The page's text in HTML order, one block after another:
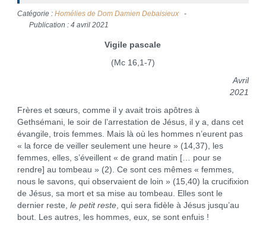
Catégorie : Homélies de Dom Damien Debaisieux
Publication : 4 avril 2021
Vigile pascale
(Mc 16,1-7)
Avril
2021
Frères et sœurs, comme il y avait trois apôtres à
Gethsémani, le soir de l’arrestation de Jésus, il y a, dans cet
évangile, trois femmes. Mais là où les hommes n’eurent pas
« la force de veiller seulement une heure » (14,37), les
femmes, elles, s’éveillent « de grand matin [… pour se
rendre] au tombeau » (2). Ce sont ces mêmes « femmes,
nous le savons, qui observaient de loin » (15,40) la crucifixion
de Jésus, sa mort et sa mise au tombeau. Elles sont le
dernier reste, le petit reste, qui sera fidèle à Jésus jusqu’au
bout. Les autres, les hommes, eux, se sont enfuis !